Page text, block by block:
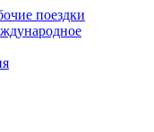
поездки